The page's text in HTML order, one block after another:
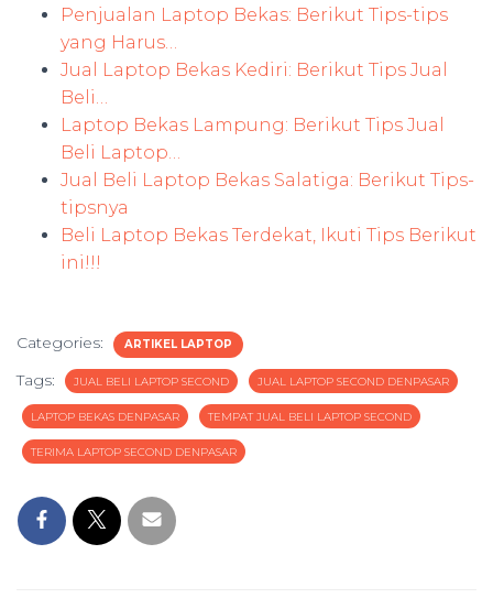
Penjualan Laptop Bekas: Berikut Tips-tips
yang Harus…
Jual Laptop Bekas Kediri: Berikut Tips Jual
Beli…
Laptop Bekas Lampung: Berikut Tips Jual
Beli Laptop…
Jual Beli Laptop Bekas Salatiga: Berikut Tips-
tipsnya
Beli Laptop Bekas Terdekat, Ikuti Tips Berikut
ini!!!
Categories: ARTIKEL LAPTOP
Tags: JUAL BELI LAPTOP SECOND JUAL LAPTOP SECOND DENPASAR
LAPTOP BEKAS DENPASAR TEMPAT JUAL BELI LAPTOP SECOND
TERIMA LAPTOP SECOND DENPASAR